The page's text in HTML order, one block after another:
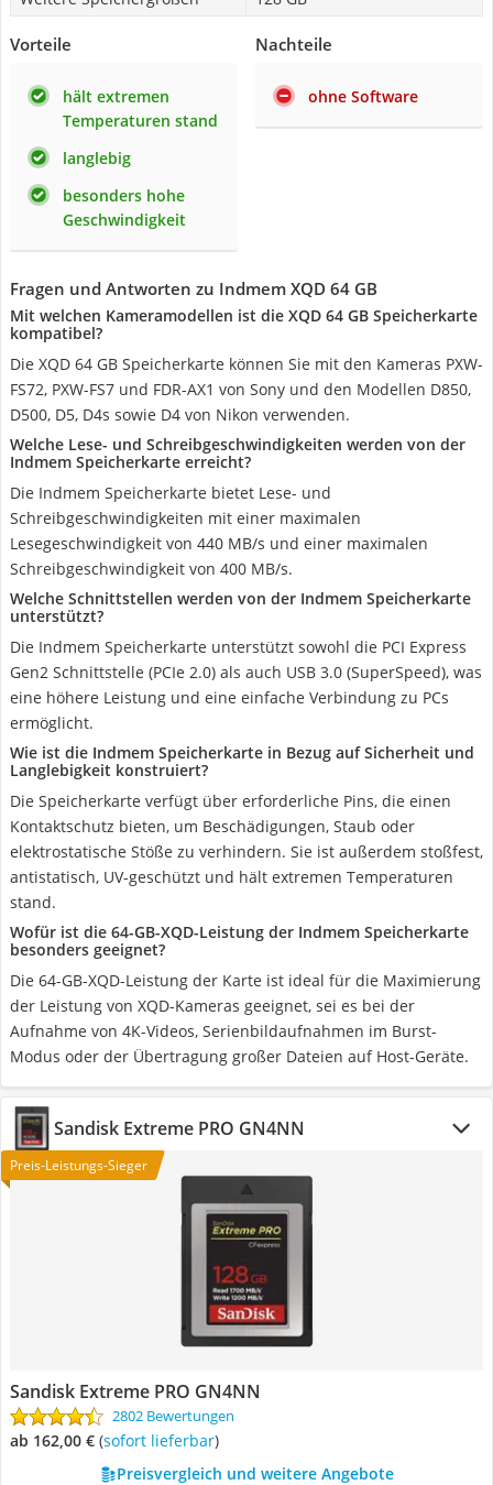
Vorteile
hält extremen
Temperaturen stand
langlebig
besonders hohe
Geschwindigkeit
Nachteile
ohne Software
Fragen und Antworten zu Indmem XQD 64 GB
Mit welchen Kameramodellen ist die XQD 64 GB Speicherkarte
kompatibel?
Die XQD 64 GB Speicherkarte können Sie mit den Kameras PXW-
FS72, PXW-FS7 und FDR-AX1 von Sony und den Modellen D850,
D500, D5, D4s sowie D4 von Nikon verwenden.
Welche Lese- und Schreibgeschwindigkeiten werden von der
Indmem Speicherkarte erreicht?
Die Indmem Speicherkarte bietet Lese- und
Schreibgeschwindigkeiten mit einer maximalen
Lesegeschwindigkeit von 440 MB/s und einer maximalen
Schreibgeschwindigkeit von 400 MB/s.
Welche Schnittstellen werden von der Indmem Speicherkarte
unterstützt?
Die Indmem Speicherkarte unterstützt sowohl die PCI Express
Gen2 Schnittstelle (PCIe 2.0) als auch USB 3.0 (SuperSpeed), was
eine höhere Leistung und eine einfache Verbindung zu PCs
ermöglicht.
Wie ist die Indmem Speicherkarte in Bezug auf Sicherheit und
Langlebigkeit konstruiert?
Die Speicherkarte verfügt über erforderliche Pins, die einen
Kontaktschutz bieten, um Beschädigungen, Staub oder
elektrostatische Stöße zu verhindern. Sie ist außerdem stoßfest,
antistatisch, UV-geschützt und hält extremen Temperaturen
stand.
Wofür ist die 64-GB-XQD-Leistung der Indmem Speicherkarte
besonders geeignet?
Die 64-GB-XQD-Leistung der Karte ist ideal für die Maximierung
der Leistung von XQD-Kameras geeignet, sei es bei der
Aufnahme von 4K-Videos, Serienbildaufnahmen im Burst-
Modus oder der Übertragung großer Dateien auf Host-Geräte.
Sandisk Extreme PRO GN4NN
Preis-Leistungs-Sieger
Sandisk Extreme PRO GN4NN
2802 Bewertungen
ab 162,00 € ( Sofort lieferbar)
Preisvergleich und weitere Angebote